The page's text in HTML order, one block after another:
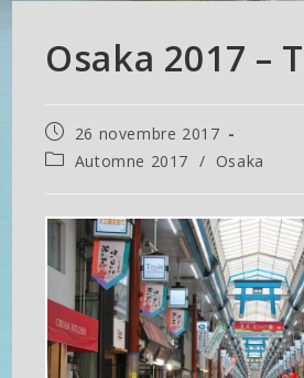
Osaka 2017 –
Publication
publiée :
26 novembre 2017
PostAutomne 2017 / Osaka